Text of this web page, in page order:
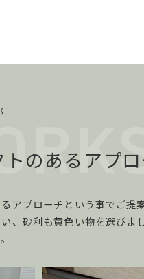
のあるアプ
アプローチという事でご提
、砂利も黄色い物を選びま